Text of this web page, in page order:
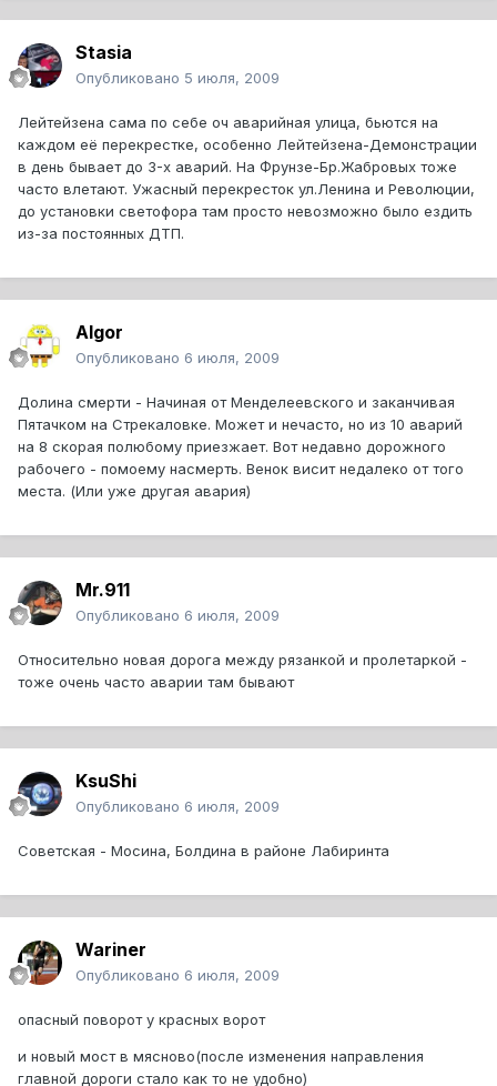
Stasia
Опубликовано 5 июля, 2009
Лейтейзена сама по себе оч аварийная улица, бьются на
каждом её перекрестке, особенно Лейтейзена-Демонстрации
в день бывает до 3-х аварий. На Фрунзе-Бр.Жабровых тоже
часто влетают. Ужасный перекресток ул.Ленина и Революции,
до установки светофора там просто невозможно было ездить
из-за постоянных ДТП.
Algor
Опубликовано 6 июля, 2009
Долина смерти - Начиная от Менделеевского и заканчивая
Пятачком на Стрекаловке. Может и нечасто, но из 10 аварий
на 8 скорая полюбому приезжает. Вот недавно дорожного
рабочего - помоему насмерть. Венок висит недалеко от того
места. (Или уже другая авария)
Mr.911
Опубликовано 6 июля, 2009
Относительно новая дорога между рязанкой и пролетаркой -
тоже очень часто аварии там бывают
KsuShi
Опубликовано 6 июля, 2009
Советская - Мосина, Болдина в районе Лабиринта
Wariner
Опубликовано 6 июля, 2009
опасный поворот у красных ворот
и новый мост в мясново(после изменения направления
главной дороги стало как то не удобно)